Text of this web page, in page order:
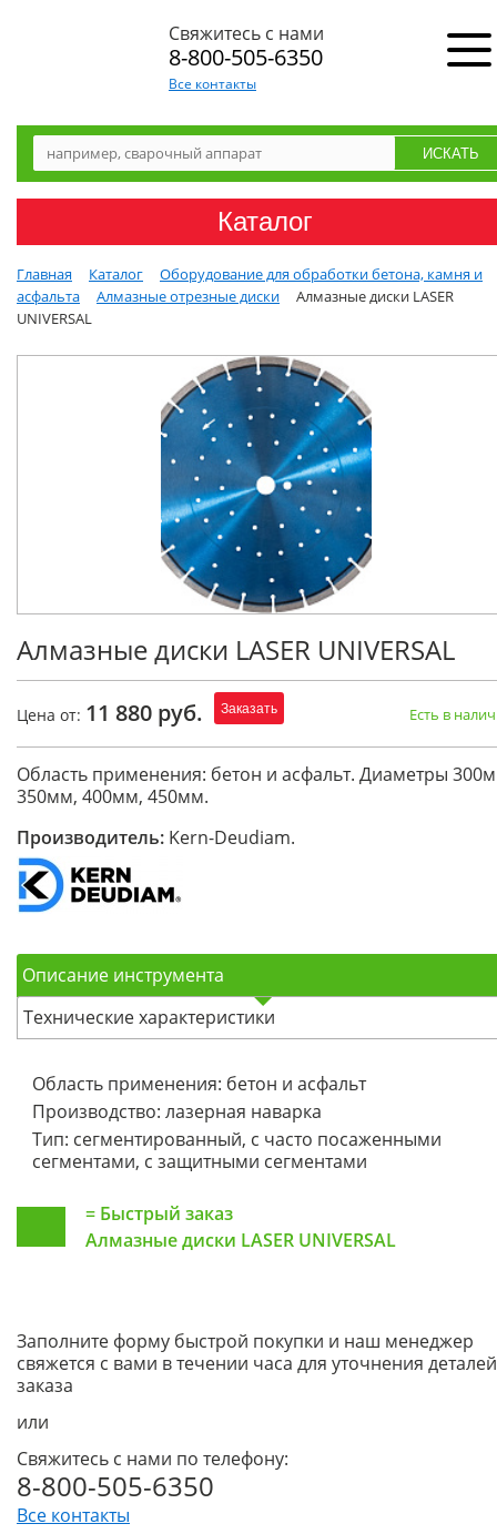
Свяжитесь с нами
8-800-505-6350
Все контакты
Каталог
Главная Каталог
Оборудование для обработки бетона, камня и
асфальта
Алмазные отрезные диски
Алмазные диски LASER
UNIVERSAL
Алмазные диски LASER UNIVERSAL
Цена от: 11 880 руб. Заказать Есть в
Область применения: бетон и асфальт. Диаметры
350мм, 400мм, 450мм.
Производитель: Kern-Deudiam.
Описание инструмента
Технические характеристики
Область применения: бетон и асфальт
Производство: лазерная наварка
Тип: сегментированный, с часто посаженными
сегментами, с защитными сегментами
= Быстрый заказ
Алмазные диски LASER UNIVERSAL
Заполните форму быстрой покупки и наш менеджер
свяжется с вами в течении часа для уточнения деталей
заказа
или
Свяжитесь с нами по телефону:
8-800-505-6350
Все контакты